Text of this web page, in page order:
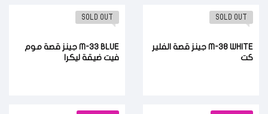
SOLD OUT
M-38 WHITE جينز قصة الفلير
كت
SOLD OUT
M-33 BLUE جينز قصة موم
فيت ضيقة ليكرا